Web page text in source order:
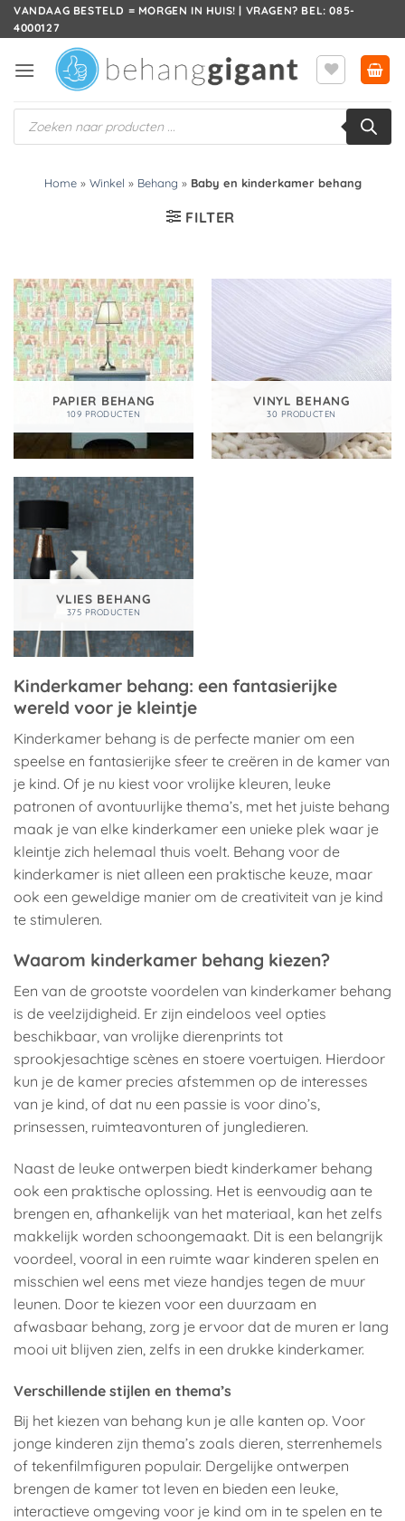
Ga
naar
VANDAAG BESTELD = MORGEN IN HUIS! | VRAGEN? BEL: 085-
4000127
Producten
zoeken
Home» Winkel » Behang » Baby en kinderkamer behang
FILTER
PAPIER BEHANG
109 PRODUCTEN
VINYL BEHANG
30 PRODUCTEN
VLIES BEHANG
375 PRODUCTEN
Kinderkamer behang: een fantasierijke
wereld voor je kleintje
Kinderkamer behang is de perfecte manier om een
speelse en fantasierijke sfeer te creëren in de kamer van
je kind. Of je nu kiest voor vrolijke kleuren, leuke
patronen of avontuurlijke thema’s, met het juiste behang
maak je van elke kinderkamer een unieke plek waar je
kleintje zich helemaal thuis voelt. Behang voor de
kinderkamer is niet alleen een praktische keuze, maar
ook een geweldige manier om de creativiteit van je kind
te stimuleren.
Waarom kinderkamer behang kiezen?
Een van de grootste voordelen van kinderkamer behang
is de veelzijdigheid. Er zijn eindeloos veel opties
beschikbaar, van vrolijke dierenprints tot
sprookjesachtige scènes en stoere voertuigen. Hierdoor
kun je de kamer precies afstemmen op de interesses
van je kind, of dat nu een passie is voor dino’s,
prinsessen, ruimteavonturen of jungledieren.
Naast de leuke ontwerpen biedt kinderkamer behang
ook een praktische oplossing. Het is eenvoudig aan te
brengen en, afhankelijk van het materiaal, kan het zelfs
makkelijk worden schoongemaakt. Dit is een belangrijk
voordeel, vooral in een ruimte waar kinderen spelen en
misschien wel eens met vieze handjes tegen de muur
leunen. Door te kiezen voor een duurzaam en
afwasbaar behang, zorg je ervoor dat de muren er lang
mooi uit blijven zien, zelfs in een drukke kinderkamer.
Verschillende stijlen en thema’s
Bij het kiezen van behang kun je alle kanten op. Voor
jonge kinderen zijn thema’s zoals dieren, sterrenhemels
of tekenfilmfiguren populair. Dergelijke ontwerpen
brengen de kamer tot leven en bieden een leuke,
interactieve omgeving voor je kind om in te spelen en te